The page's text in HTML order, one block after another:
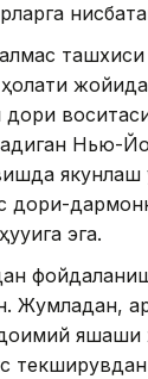
ташхиси
ҳолати
Нью-
якунлаш
дори-
эга.
Жумладан,
яшаши